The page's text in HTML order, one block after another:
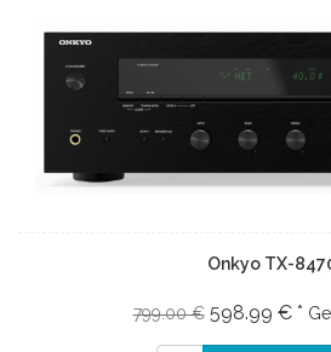
Onkyo TX-
799.00 € 598.99 € *